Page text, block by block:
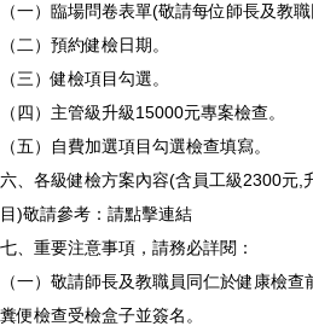
（一）臨場問卷表單(敬請每位師長及教
（二）預約健檢日期。
（三）健檢項目勾選。
（四）主管級升級15000元專案檢查。
（五）自費加選項目勾選檢查填寫。
六、各級健檢方案內容(含員工級2300元,
目)敬請參考：請點擊連結
七、重要注意事項，請務必詳閱：
（一）敬請師長及教職員同仁於健康檢
糞便檢查受檢盒子並簽名。